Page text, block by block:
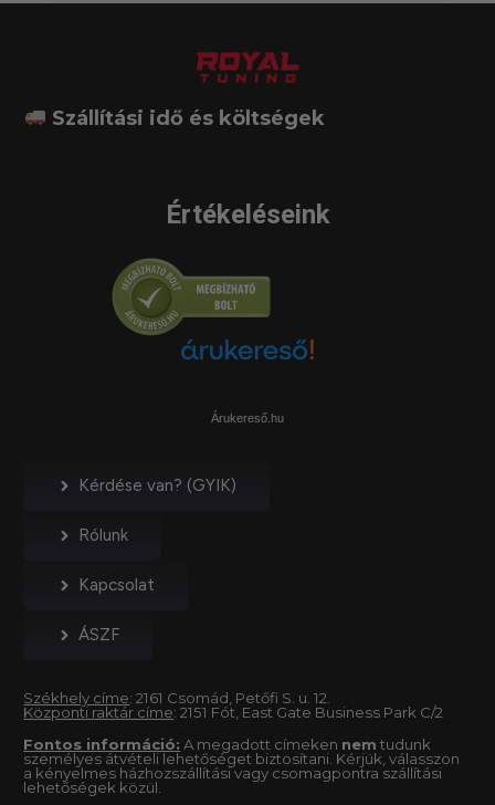
Szállítási idő és költségek
Értékeléseink
Árukereső.hu
Kérdése van? (GYIK)
Rólunk
Kapcsolat
ÁSZF
Székhely címe: 2161 Csomád, Petőfi S. u. 12.
Központi raktár címe: 2151 Fót, East Gate Business Park C/2
Fontos információ: A megadott címeken nem tudunk
személyes átvételi lehetőséget biztosítani. Kérjük, válasszon
a kényelmes házhozszállítási vagy csomagpontra szállítási
lehetőségek közül.